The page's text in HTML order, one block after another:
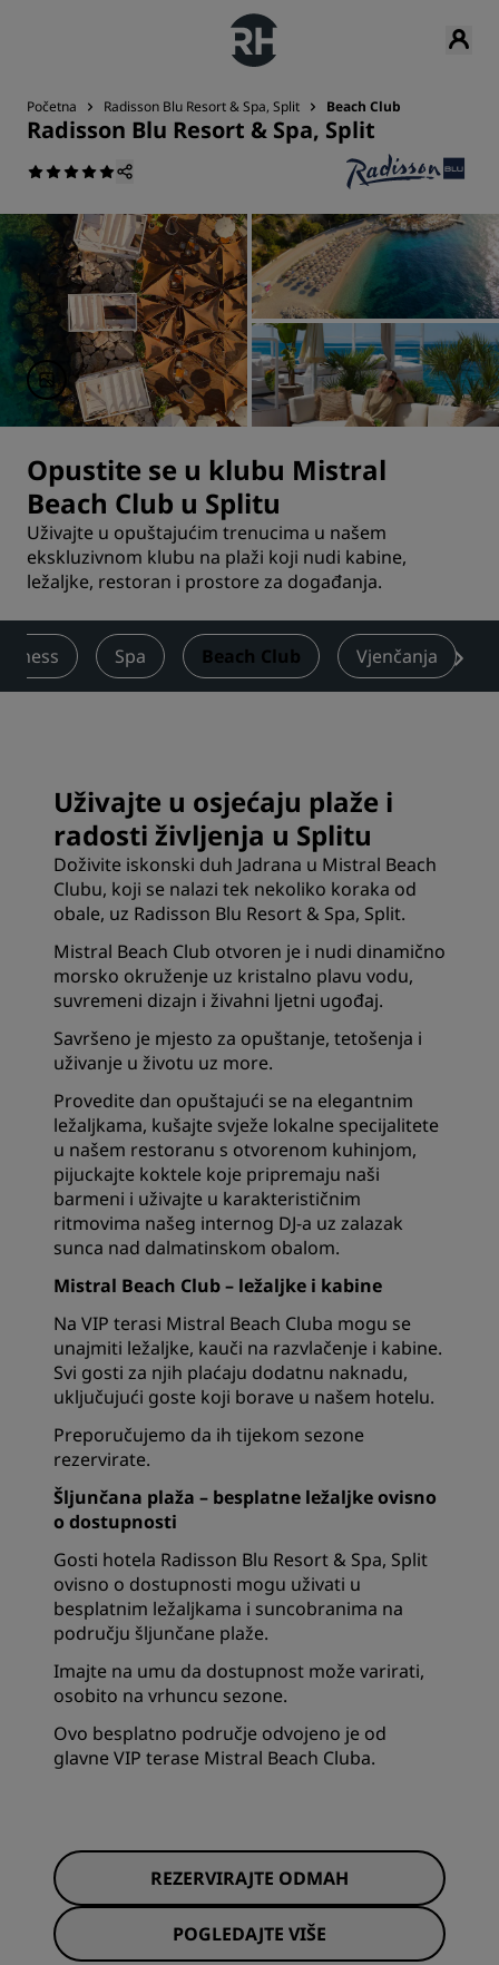
Početna Radisson Blu Resort & Spa, Split Beach Club
Radisson Blu Resort & Spa, Split
Opustite se u klubu Mistral
Beach Club u Splitu
Uživajte u opuštajućim trenucima u našem
ekskluzivnom klubu na plaži koji nudi kabine,
ležaljke, restoran i prostore za događanja.
Fitness Spa Beach Club Vjenčanja
Uživajte u osjećaju plaže i
radosti življenja u Splitu
Doživite iskonski duh Jadrana u Mistral Beach
Clubu, koji se nalazi tek nekoliko koraka od
obale, uz Radisson Blu Resort & Spa, Split.
Mistral Beach Club otvoren je i nudi dinamično
morsko okruženje uz kristalno plavu vodu,
suvremeni dizajn i živahni ljetni ugođaj.
Savršeno je mjesto za opuštanje, tetošenja i
uživanje u životu uz more.
Provedite dan opuštajući se na elegantnim
ležaljkama, kušajte svježe lokalne specijalitete
u našem restoranu s otvorenom kuhinjom,
pijuckajte koktele koje pripremaju naši
barmeni i uživajte u karakterističnim
ritmovima našeg internog DJ-a uz zalazak
sunca nad dalmatinskom obalom.
Mistral Beach Club – ležaljke i kabine
Na VIP terasi Mistral Beach Cluba mogu se
unajmiti ležaljke, kauči na razvlačenje i kabine.
Svi gosti za njih plaćaju dodatnu naknadu,
uključujući goste koji borave u našem hotelu.
Preporučujemo da ih tijekom sezone
rezervirate.
Šljunčana plaža – besplatne ležaljke ovisno
o dostupnosti
Gosti hotela Radisson Blu Resort & Spa, Split
ovisno o dostupnosti mogu uživati u
besplatnim ležaljkama i suncobranima na
području šljunčane plaže.
Imajte na umu da dostupnost može varirati,
osobito na vrhuncu sezone.
Ovo besplatno područje odvojeno je od
glavne VIP terase Mistral Beach Cluba.
REZERVIRAJTE ODMAH
POGLEDAJTE VIŠE